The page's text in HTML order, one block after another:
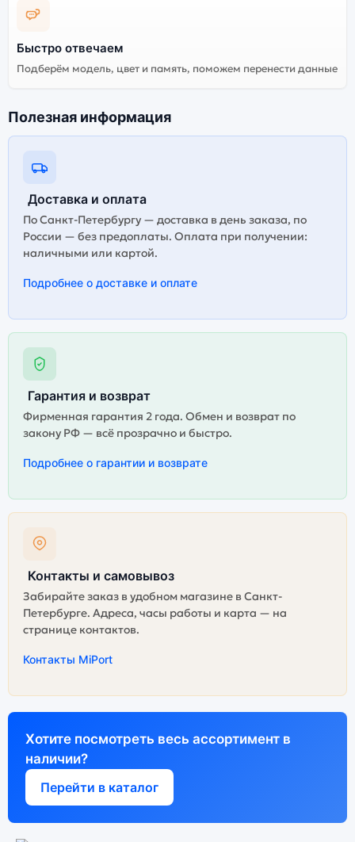
Быстро отвечаем
Подберём модель, цвет и память, поможем перенести данные
Полезная информация
Доставка и оплата
По Санкт-Петербургу — доставка в день заказа, по
России — без предоплаты. Оплата при получении:
наличными или картой.
Подробнее о доставке и оплате
Гарантия и возврат
Фирменная гарантия 2 года. Обмен и возврат по
закону РФ — всё прозрачно и быстро.
Подробнее о гарантии и возврате
Контакты и самовывоз
Забирайте заказ в удобном магазине в Санкт-
Петербурге. Адреса, часы работы и карта — на
странице контактов.
Контакты MiPort
Хотите посмотреть весь ассортимент в
наличии?
Перейти в каталог